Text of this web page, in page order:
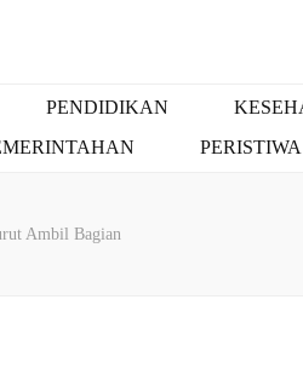
PENDIDIKAN
PERISTIWA
Ambil Bagian